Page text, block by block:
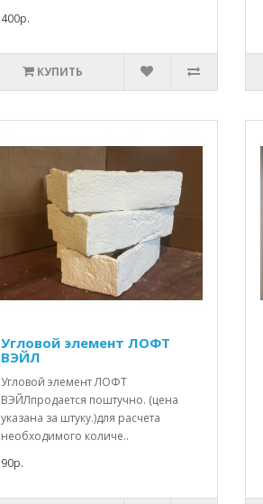
400р.
КУПИТЬ
Угловой элемент ЛОФТ
ВЭЙЛ
Угловой элемент ЛОФТ
ВЭЙЛпродается поштучно. (цена
указана за штуку.)для расчета
необходимого количе..
90р.